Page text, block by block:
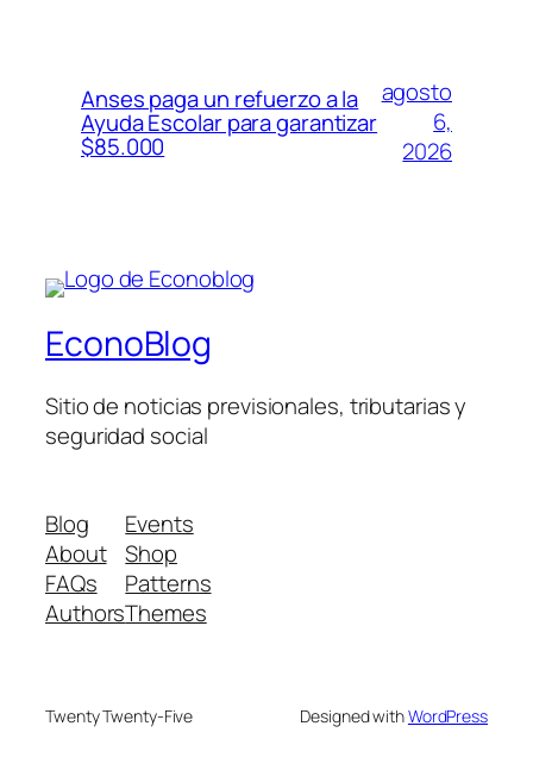
Anses paga un refuerzo a la
Ayuda Escolar para garantizar
$85.000
agosto
6,
2026
EconoBlog
Sitio de noticias previsionales, tributarias y
seguridad social
Blog
About
FAQs
Authors
Events
Shop
Patterns
Themes
Twenty Twenty-Five Designed withWordPress